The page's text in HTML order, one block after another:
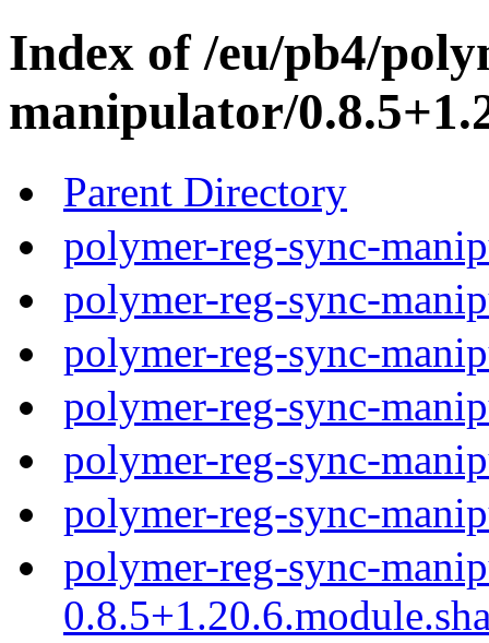
Index of /eu/pb4/
manipulator/
Parent Directory
polymer-reg-sync-
polymer-reg-sync-
polymer-reg-sync-
polymer-reg-sync-
polymer-reg-sync-
polymer-reg-sync-
polymer-reg-sync-